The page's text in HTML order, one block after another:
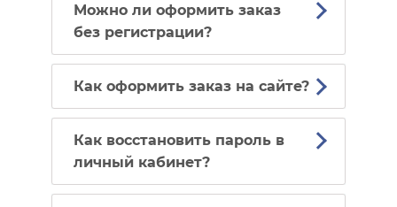
Можно ли оформить заказ
без регистрации?
Как оформить заказ на сайте?
Как восстановить пароль в
личный кабинет?